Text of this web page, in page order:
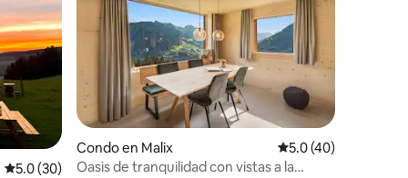
Calificación promedio: 5.0 de 5, 30 reseñas
5.0 (30)
Condo en Malix Calificación
5.0 (40)
Oasis de tranquilidad con vistas a la